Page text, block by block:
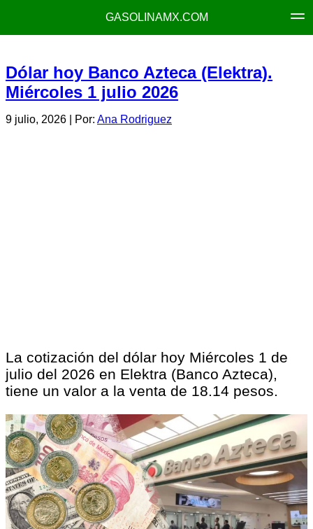
GASOLINAMX.COM
Dólar hoy Banco Azteca (Elektra).
Miércoles 1 julio 2026
9 julio, 2026 | Por: Ana Rodriguez
La cotización del dólar hoy Miércoles 1 de
julio del 2026 en Elektra (Banco Azteca),
tiene un valor a la venta de 18.14 pesos.